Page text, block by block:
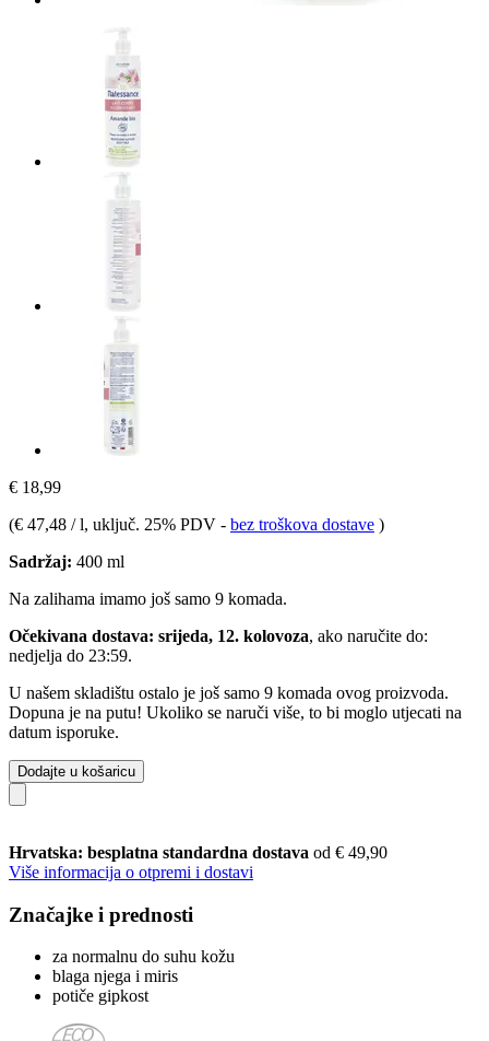
€ 18,99
(€ 47,48 / l, uključ. 25% PDV - bez troškova dostave )
Sadržaj: 400 ml
Na zalihama imamo još samo 9 komada.
Očekivana dostava: srijeda, 12. kolovoza, ako naručite do:
nedjelja do 23:59.
U našem skladištu ostalo je još samo 9 komada ovog proizvoda.
Dopuna je na putu! Ukoliko se naruči više, to bi moglo utjecati na
datum isporuke.
Dodajte u košaricu
Hrvatska: besplatna standardna dostava od € 49,90
Više informacija o otpremi i dostavi
Značajke i prednosti
za normalnu do suhu kožu
blaga njega i miris
potiče gipkost